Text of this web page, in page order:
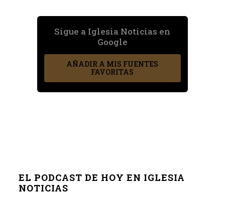
Sigue a Iglesia Noticias en
Google
AÑADIR A MIS FUENTES
FAVORITAS
EL PODCAST DE HOY EN IGLESIA
NOTICIAS